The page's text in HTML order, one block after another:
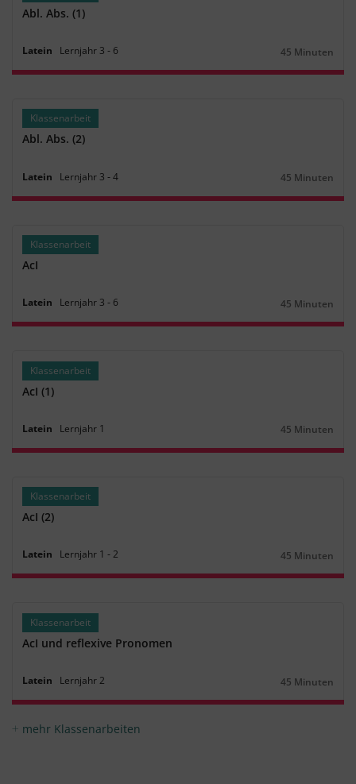
Abl. Abs. (1)
Latein Lernjahr 3 ‐ 6
Dauer:
45 Minuten
Klassenarbeit
Abl. Abs. (2)
Latein Lernjahr 3 ‐4
Dauer:
45 Minuten
Klassenarbeit
AcI
Latein Lernjahr 3 ‐ 6
Dauer:
45 Minuten
Klassenarbeit
AcI (1)
Latein Lernjahr 1
Dauer:
45 Minuten
Klassenarbeit
AcI (2)
Latein Lernjahr 1 ‐2
Dauer:
45 Minuten
Klassenarbeit
AcI und reflexive Pronomen
Latein Lernjahr2
Dauer:
45 Minuten
mehr Klassenarbeiten